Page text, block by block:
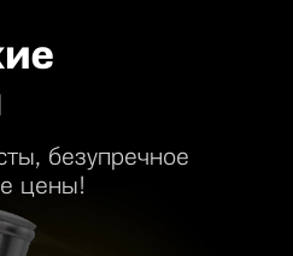
безупречное
цены!